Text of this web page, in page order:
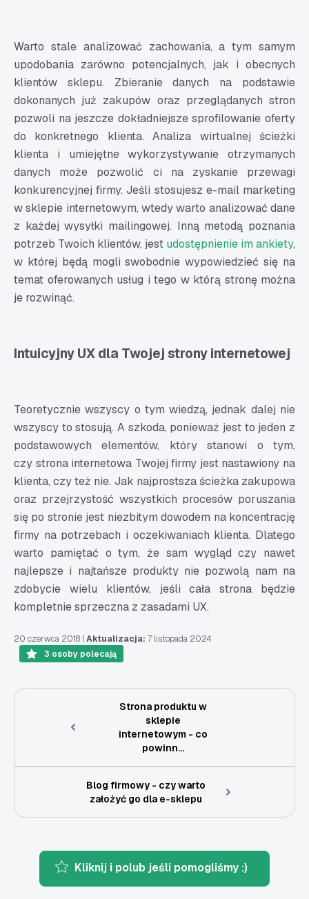
Warto stale analizować zachowania, a tym samym
upodobania zarówno potencjalnych, jak i obecnych
klientów sklepu. Zbieranie danych na podstawie
dokonanych już zakupów oraz przeglądanych stron
pozwoli na jeszcze dokładniejsze sprofilowanie oferty
do konkretnego klienta. Analiza wirtualnej ścieżki
klienta i umiejętne wykorzystywanie otrzymanych
danych może pozwolić ci na zyskanie przewagi
konkurencyjnej firmy. Jeśli stosujesz e-mail marketing
w sklepie internetowym, wtedy warto analizować dane
z każdej wysyłki mailingowej. Inną metodą poznania
potrzeb Twoich klientów, jest udostępnienie im ankiety,
w której będą mogli swobodnie wypowiedzieć się na
temat oferowanych usług i tego w którą stronę można
je rozwinąć.
Intuicyjny UX dla Twojej strony internetowej
Teoretycznie wszyscy o tym wiedzą, jednak dalej nie
wszyscy to stosują. A szkoda, ponieważ jest to jeden z
podstawowych elementów, który stanowi o tym,
czy strona internetowa Twojej firmy jest nastawiony na
klienta, czy też nie. Jak najprostsza ścieżka zakupowa
oraz przejrzystość wszystkich procesów poruszania
się po stronie jest niezbitym dowodem na koncentrację
firmy na potrzebach i oczekiwaniach klienta. Dlatego
warto pamiętać o tym, że sam wygląd czy nawet
najlepsze i najtańsze produkty nie pozwolą nam na
zdobycie wielu klientów, jeśli cała strona będzie
kompletnie sprzeczna z zasadami UX.
20 czerwca 2018 Aktualizacja: 7 listopada 2024
3 osoby polecają
Strona produktu w
sklepie
internetowym - co
powinn...
Blog firmowy - czy warto
założyć go dla e-sklepu
Kliknij i polub jeśli pomogliśmy :)